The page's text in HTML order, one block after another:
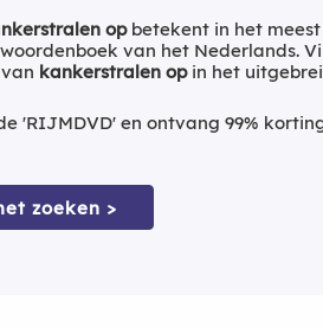
opbetekent in het meest
van het Nederlands.
kankerstralen opin het
'RIJMDVD' en ontvang 99%
zoeken >